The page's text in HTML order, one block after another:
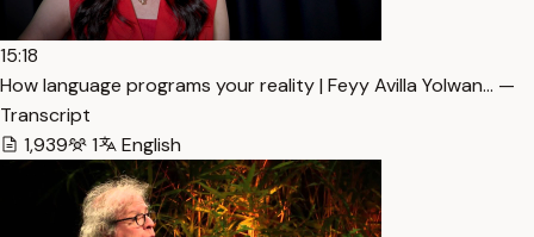
15:18
How language programs your reality | Feyy Avilla Yolwan… —
Transcript
1,939
1 English